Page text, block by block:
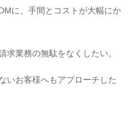
に、手間とコストが大幅にか
求業務の無駄をなくしたい。
いお客様へもアプローチした